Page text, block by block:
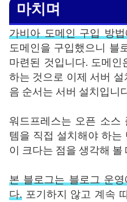
마치며
가비아 도메인 구입 방
도메인을 구입했으니 블
마련된 것입니다. 도메
하는 것으로 이제 서버
음 순서는 서버 설치입니
워드프레스는 오픈 소스
템을 직접 설치해야 하는
이 크다는 점을 생각해
본 블로그는 블로그 운
다. 포기하지 않고 계속